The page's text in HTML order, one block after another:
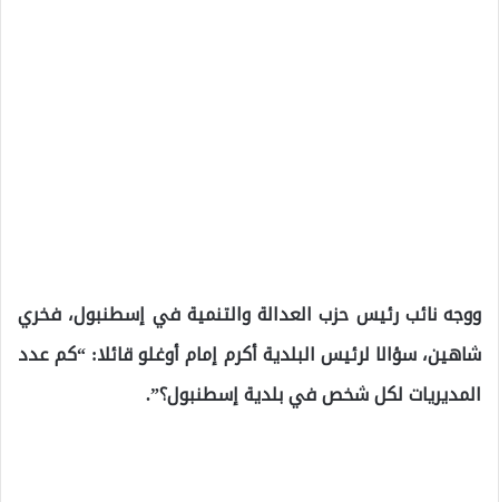
ووجه نائب رئيس حزب العدالة والتنمية في إسطنبول، فخري
شاهين، سؤالا لرئيس البلدية أكرم إمام أوغلو قائلا: “كم عدد
المديريات لكل شخص في بلدية إسطنبول؟”.